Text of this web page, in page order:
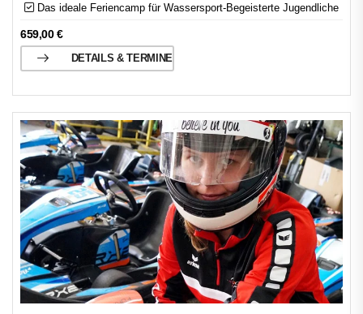
Das ideale Feriencamp für Wassersport-Begeisterte Jugendliche
659,00€
DETAILS & TERMINE